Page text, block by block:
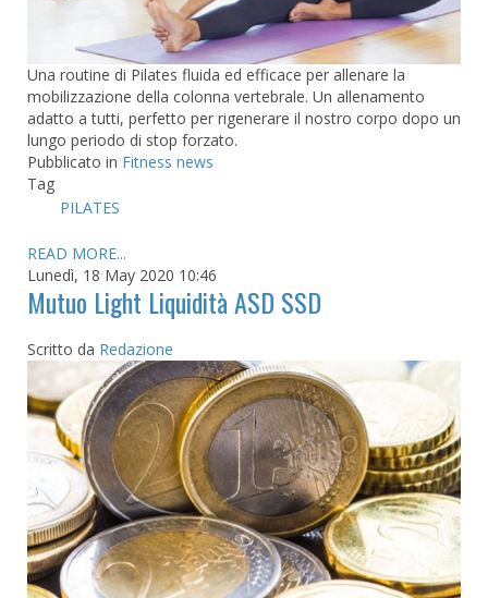
Una routine di Pilates fluida ed efficace per allenare la
mobilizzazione della colonna vertebrale. Un allenamento
adatto a tutti, perfetto per rigenerare il nostro corpo dopo un
lungo periodo di stop forzato.
Pubblicato in Fitness news
Tag
PILATES
READ MORE...
Lunedì, 18 May 2020 10:46
Mutuo Light Liquidità ASD SSD
Scritto da Redazione